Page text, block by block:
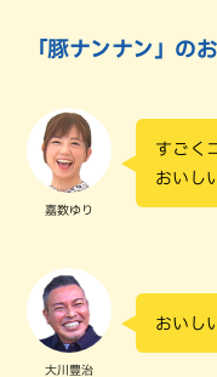
「豚ナンナン」の
嘉数ゆり
すごく
おいし
大川豊治
おいし